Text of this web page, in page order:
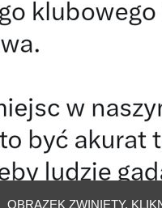
OBRAZEK ZWINIĘTY,